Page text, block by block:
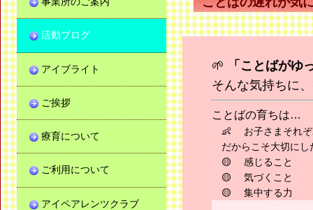
🌱
「ことばが
そんな気持ちに
ことばの育ちは…
👶 お子さまそれぞ
だからこそ大切に
🟡 感じること
🟡 気づくこと
🟡 集中する力
活動ブログ
アイブライト
ご挨拶
療育について
ご利用について
アイペアレンツクラブ